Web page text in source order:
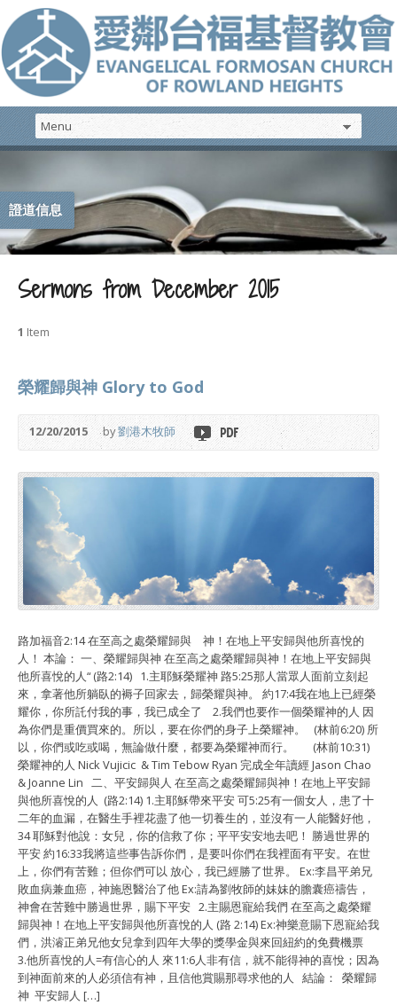
證道信息
Sermons from December 2015
1 Item
榮耀歸與神 Glory to God
12/20/2015 by劉港木牧師
路加福音2:14 在至高之處榮耀歸與 神！在地上平安歸與他所喜悅的
人！ 本論： 一、榮耀歸與神 在至高之處榮耀歸與神！在地上平安歸與
他所喜悅的人“ (路2:14) 1.主耶穌榮耀神 路5:25那人當眾人面前立刻起
來，拿著他所躺臥的褥子回家去，歸榮耀與神。 約17:4我在地上已經榮
耀你，你所託付我的事，我已成全了 2.我們也要作一個榮耀神的人 因
為你們是重價買來的。所以，要在你們的身子上榮耀神。 (林前6:20) 所
以，你們或吃或喝，無論做什麼，都要為榮耀神而行。 (林前10:31)
榮耀神的人 Nick Vujicic & Tim Tebow Ryan 完成全年讀經 Jason Chao
& Joanne Lin 二、平安歸與人 在至高之處榮耀歸與神！在地上平安歸
與他所喜悅的人 (路2:14) 1.主耶穌帶來平安 可5:25有一個女人，患了十
二年的血漏，在醫生手裡花盡了他一切養生的，並沒有一人能醫好他，
34 耶穌對他說：女兒，你的信救了你；平平安安地去吧！ 勝過世界的
平安 約16:33我將這些事告訴你們，是要叫你們在我裡面有平安。在世
上，你們有苦難；但你們可以 放心，我已經勝了世界。 Ex:李昌平弟兄
敗血病兼血癌，神施恩醫治了他 Ex:請為劉牧師的妹妹的膽囊癌禱告，
神會在苦難中勝過世界，賜下平安 2.主賜恩寵給我們 在至高之處榮耀
歸與神！在地上平安歸與他所喜悅的人 (路 2:14) Ex:神樂意賜下恩寵給我
們，洪濬正弟兄他女兒拿到四年大學的獎學金與來回紐約的免費機票
3.他所喜悅的人=有信心的人 來11:6人非有信，就不能得神的喜悅；因為
到神面前來的人必須信有神，且信他賞賜那尋求他的人 結論： 榮耀歸
神 平安歸人 […]